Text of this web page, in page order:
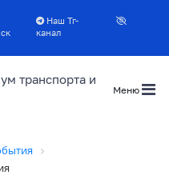
Наш Тг-
канал
транспорта и
Меню